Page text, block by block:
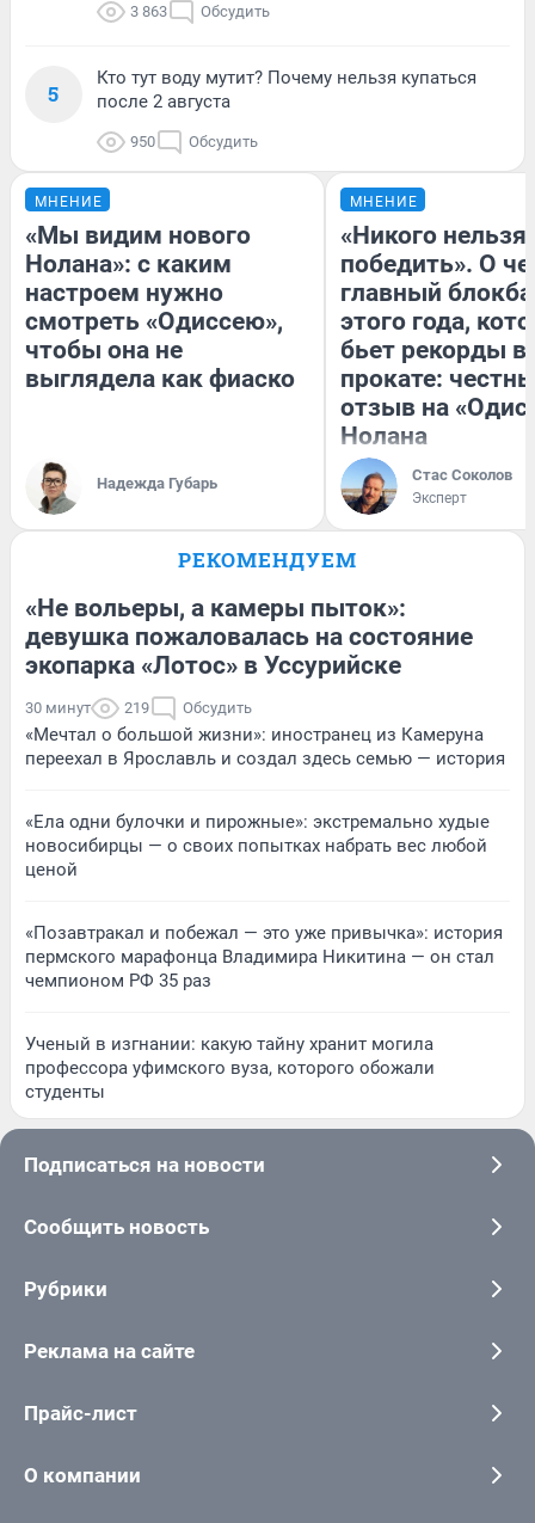
3 863 Обсудить
5
Кто тут воду мутит? Почему нельзя купаться
после 2 августа
950 Обсудить
МНЕНИЕ
«Мы видим нового
Нолана»: с каким
настроем нужно
смотреть «Одиссею»,
чтобы она не
выглядела как фиаско
Надежда Губарь
МНЕНИЕ
«Никого нельзя
победить». О
главный
этого года,
бьет рекорды в
прокате:
отзыв на
Нолана
Стас Соколов
Эксперт
РЕКОМЕНДУЕМ
«Не вольеры, а камеры пыток»:
девушка пожаловалась на состояние
экопарка «Лотос» в Уссурийске
30 минут 219 Обсудить
«Мечтал о большой жизни»: иностранец из Камеруна
переехал в Ярославль и создал здесь семью — история
«Ела одни булочки и пирожные»: экстремально худые
новосибирцы — о своих попытках набрать вес любой
ценой
«Позавтракал и побежал — это уже привычка»: история
пермского марафонца Владимира Никитина — он стал
чемпионом РФ 35 раз
Ученый в изгнании: какую тайну хранит могила
профессора уфимского вуза, которого обожали
студенты
Подписаться на новости
Сообщить новость
Рубрики
Реклама на сайте
Прайс-лист
О компании